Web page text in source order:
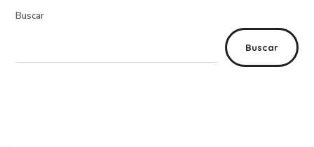
Buscar
Buscar